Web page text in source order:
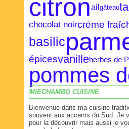
citronailgâteau
chocolat noircrème
basilic
épicesvanilleherbes de
pommes
MIECHAMBO CUISINE
Bienvenue dans ma cuisine
souvent aux accents du Sud. Je
pour la découvrir mais aussi je